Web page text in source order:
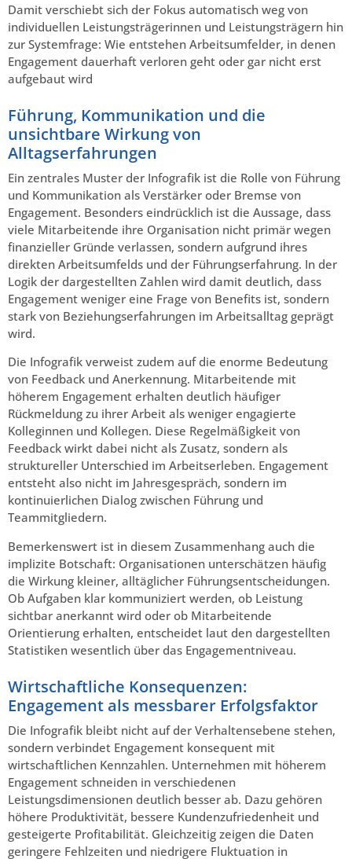
Damit verschiebt sich der Fokus automatisch weg von
individuellen Leistungsträgerinnen und Leistungsträgern hin
zur Systemfrage: Wie entstehen Arbeitsumfelder, in denen
Engagement dauerhaft verloren geht oder gar nicht erst
aufgebaut wird
Führung, Kommunikation und die
unsichtbare Wirkung von
Alltagserfahrungen
Ein zentrales Muster der Infografik ist die Rolle von Führung
und Kommunikation als Verstärker oder Bremse von
Engagement. Besonders eindrücklich ist die Aussage, dass
viele Mitarbeitende ihre Organisation nicht primär wegen
finanzieller Gründe verlassen, sondern aufgrund ihres
direkten Arbeitsumfelds und der Führungserfahrung. In der
Logik der dargestellten Zahlen wird damit deutlich, dass
Engagement weniger eine Frage von Benefits ist, sondern
stark von Beziehungserfahrungen im Arbeitsalltag geprägt
wird.
Die Infografik verweist zudem auf die enorme Bedeutung
von Feedback und Anerkennung. Mitarbeitende mit
höherem Engagement erhalten deutlich häufiger
Rückmeldung zu ihrer Arbeit als weniger engagierte
Kolleginnen und Kollegen. Diese Regelmäßigkeit von
Feedback wirkt dabei nicht als Zusatz, sondern als
struktureller Unterschied im Arbeitserleben. Engagement
entsteht also nicht im Jahresgespräch, sondern im
kontinuierlichen Dialog zwischen Führung und
Teammitgliedern.
Bemerkenswert ist in diesem Zusammenhang auch die
implizite Botschaft: Organisationen unterschätzen häufig
die Wirkung kleiner, alltäglicher Führungsentscheidungen.
Ob Aufgaben klar kommuniziert werden, ob Leistung
sichtbar anerkannt wird oder ob Mitarbeitende
Orientierung erhalten, entscheidet laut den dargestellten
Statistiken wesentlich über das Engagementniveau.
Wirtschaftliche Konsequenzen:
Engagement als messbarer Erfolgsfaktor
Die Infografik bleibt nicht auf der Verhaltensebene stehen,
sondern verbindet Engagement konsequent mit
wirtschaftlichen Kennzahlen. Unternehmen mit höherem
Engagement schneiden in verschiedenen
Leistungsdimensionen deutlich besser ab. Dazu gehören
höhere Produktivität, bessere Kundenzufriedenheit und
gesteigerte Profitabilität. Gleichzeitig zeigen die Daten
geringere Fehlzeiten und niedrigere Fluktuation in